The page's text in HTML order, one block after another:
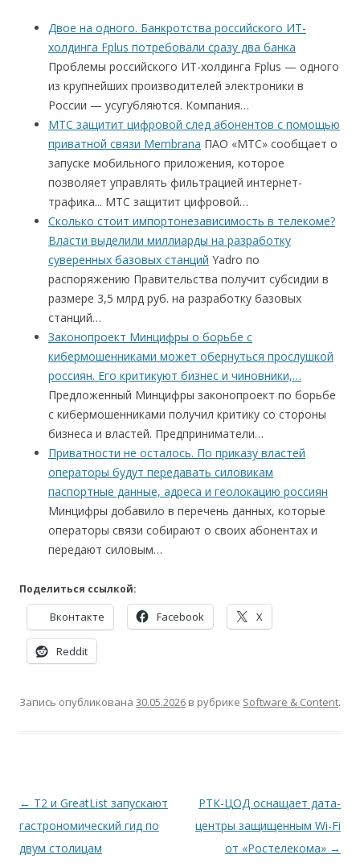
Двое на одного. Банкротства российского ИТ-
холдинга Fplus потребовали сразу два банка
Проблемы российского ИТ-холдинга Fplus — одного
из крупнейших производителей электроники в
России — усугубляются. Компания…
МТС защитит цифровой след абонентов с помощью
приватной связи Membrana ПАО «МТС» сообщает о
запуске мобильного приложения, которое
позволяет управлять фильтрацией интернет-
трафика... МТС защитит цифровой…
Сколько стоит импортонезависимость в телекоме?
Власти выделили миллиарды на разработку
суверенных базовых станций Yadro по
распоряжению Правительства получит субсидии в
размере 3,5 млрд руб. на разработку базовых
станций…
Законопроект Минцифры о борьбе с
кибермошенниками может обернуться прослушкой
россиян. Его критикуют бизнес и чиновники,…
Предложенный Минцифры законопроект по борьбе
с кибермошенниками получил критику со стороны
бизнеса и властей. Предприниматели…
Приватности не осталось. По приказу властей
операторы будут передавать силовикам
паспортные данные, адреса и геолокацию россиян
Минцифры добавило в перечень данных, которые
операторы связи собирают о своих абонентах и
передают силовым…
Поделиться ссылкой:
Вконтакте Facebook X
Reddit
Запись опубликована 30.05.2026 в рубрике Software & Content.
Навигация
по
записям
← Т2 и GreatList запускают
гастрономический гид по
двум столицам
РТК-ЦОД оснащает дата-
центры защищенным Wi-Fi
от «Ростелекома» →